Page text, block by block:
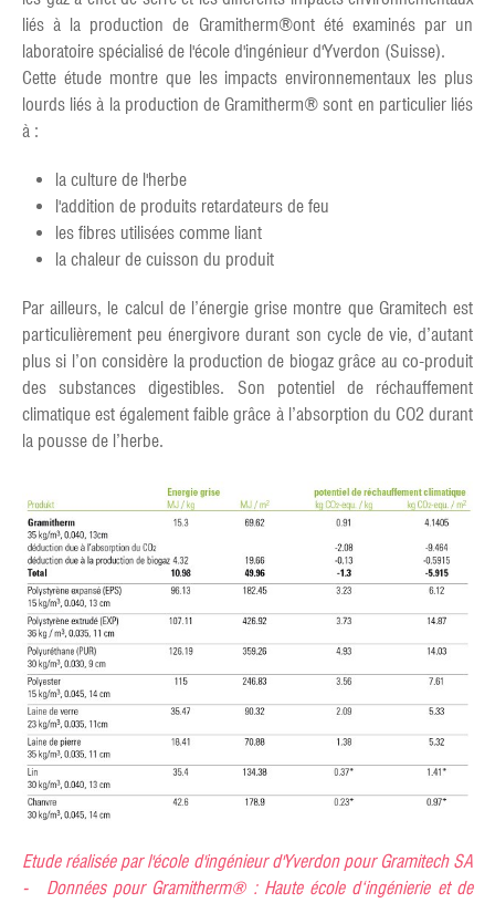
liés à la production de Gramitherm®ont été examinés par un
laboratoire spécialisé de l'école d'ingénieur d'Yverdon (Suisse).
Cette étude montre que les impacts environnementaux les plus
lourds liés à la production de Gramitherm® sont en particulier liés
à :
la culture de l'herbe
l'addition de produits retardateurs de feu
les fibres utilisées comme liant
la chaleur de cuisson du produit
Par ailleurs, le calcul de l’énergie grise montre que Gramitech est
particulièrement peu énergivore durant son cycle de vie, d’autant
plus si l’on considère la production de biogaz grâce au co-produit
des substances digestibles. Son potentiel de réchauffement
climatique est également faible grâce à l’absorption du CO2 durant
la pousse de l’herbe.
Etude réalisée par l'école d'ingénieur d'Yverdon pour Gramitech SA
- Données pour Gramitherm® : Haute école d‘ingénierie et de